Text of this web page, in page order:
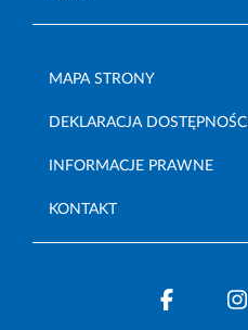
MAPA STRONY
DEKLARACJA DOSTĘPNOŚCI
INFORMACJE PRAWNE
KONTAKT